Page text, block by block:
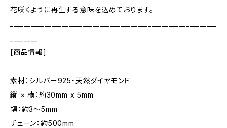
花咲くように再生する意味を込めております。
[商品情報]
素材：シルバー925・天然ダイヤモンド
縦 × 横：約30mm x 5mm
幅：約3〜5mm
チェーン：約500mm